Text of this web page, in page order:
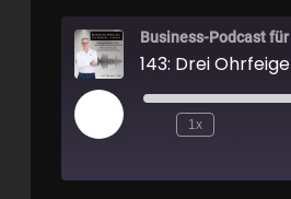
Business-Podcast
143: Drei
1x